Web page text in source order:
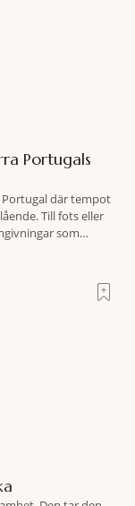
Portugals
där tempot
Till fots eller
som